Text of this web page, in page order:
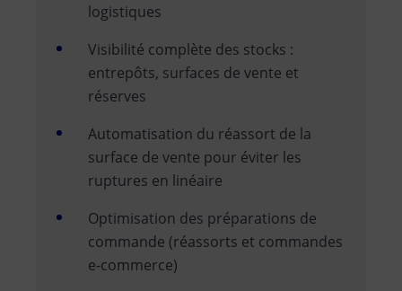
logistiques
Visibilité complète des stocks :
entrepôts, surfaces de vente et
réserves
Automatisation du réassort de la
surface de vente pour éviter les
ruptures en linéaire
Optimisation des préparations de
commande (réassorts et commandes
e-commerce)